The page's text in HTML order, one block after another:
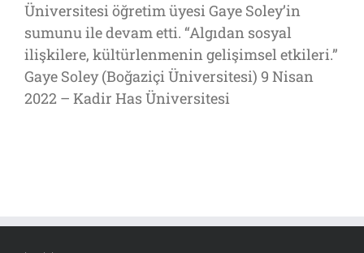
Üniversitesi öğretim üyesi Gaye Soley’in
sumunu ile devam etti. “Algıdan sosyal
ilişkilere, kültürlenmenin gelişimsel etkileri.”
Gaye Soley (Boğaziçi Üniversitesi) 9 Nisan
2022 – Kadir Has Üniversitesi